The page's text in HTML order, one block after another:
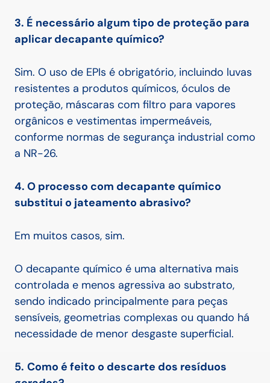
3. É necessário algum tipo de proteção para
aplicar decapante químico?
Sim. O uso de EPIs é obrigatório, incluindo luvas
resistentes a produtos químicos, óculos de
proteção, máscaras com filtro para vapores
orgânicos e vestimentas impermeáveis,
conforme normas de segurança industrial como
a NR-26.
4. O processo com decapante químico
substitui o jateamento abrasivo?
Em muitos casos, sim.
O decapante químico é uma alternativa mais
controlada e menos agressiva ao substrato,
sendo indicado principalmente para peças
sensíveis, geometrias complexas ou quando há
necessidade de menor desgaste superficial.
5. Como é feito o descarte dos resíduos